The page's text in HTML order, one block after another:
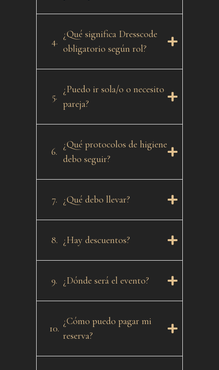
4.
¿Qué significa Dresscode
obligatorio según rol?
5.
¿Puedo ir sola/o o necesito
pareja?
6.
¿Qué protocolos de higiene
debo seguir?
7. ¿Qué debo llevar?
8. ¿Hay descuentos?
9. ¿Dónde será el evento?
10.
¿Cómo puedo pagar mi
reserva?